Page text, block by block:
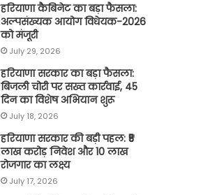
हरियाणा कैबिनेट का बड़ा फैसला:
अल्पसंख्यक आयोग विधेयक-2026
को मंजूरी
July 29, 2026
हरियाणा सरकार का बड़ा फैसला:
बिजली चोरी पर सख्त कार्रवाई, 45
दिन का विशेष अभियान शुरू
July 18, 2026
हरियाणा सरकार की बड़ी पहल: ₹5
लाख करोड़ निवेश और 10 लाख
रोजगार का लक्ष्य
July 17, 2026